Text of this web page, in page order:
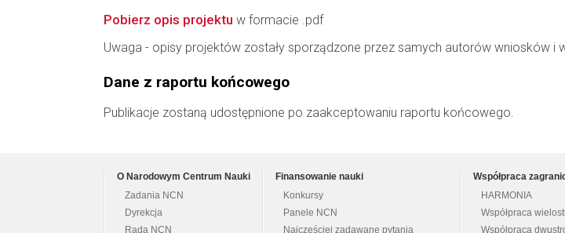
Pobierz opis projektu w formacie .pdf
Uwaga - opisy projektów zostały sporządzone przez samych autorów wniosków i
Dane z raportu końcowego
Publikacje zostaną udostępnione po zaakceptowaniu raportu końcowego.
O Narodowym Centrum Nauki
Zadania NCN
Dyrekcja
Rada NCN
Finansowanie nauki
Konkursy
Panele NCN
Najczęściej zadawane pytania
Współpraca
HARMONIA
Współpraca
Współpraca